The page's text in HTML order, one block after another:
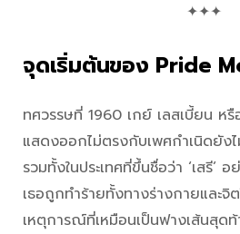
✦✦✦
จุดเริ่มต้นของ Pride
ทศวรรษที่ 1960 เกย์ เลสเบี้ยน ห
แสดงออกไม่ตรงกับเพศกำเนิดยัง
รวมทั้งในประเทศที่ขึ้นชื่อว่า ‘เสรี’
เธอถูกทำร้ายทั้งทางร่างกายและจิ
เหตุการณ์ที่เหมือนเป็นฟางเส้นสุด